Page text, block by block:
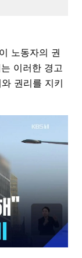
노동자의 권
이러한 경고
권리를 지키